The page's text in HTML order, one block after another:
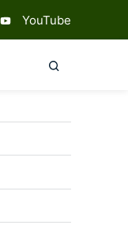
YouTube
ПОШУК ПО